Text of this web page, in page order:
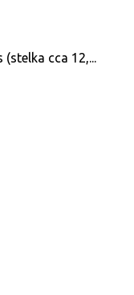
cca 12,...